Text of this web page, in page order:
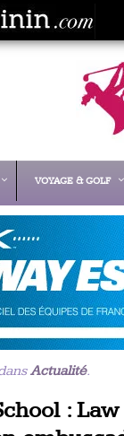
VOYAGE & GOLF
Actualité.
: